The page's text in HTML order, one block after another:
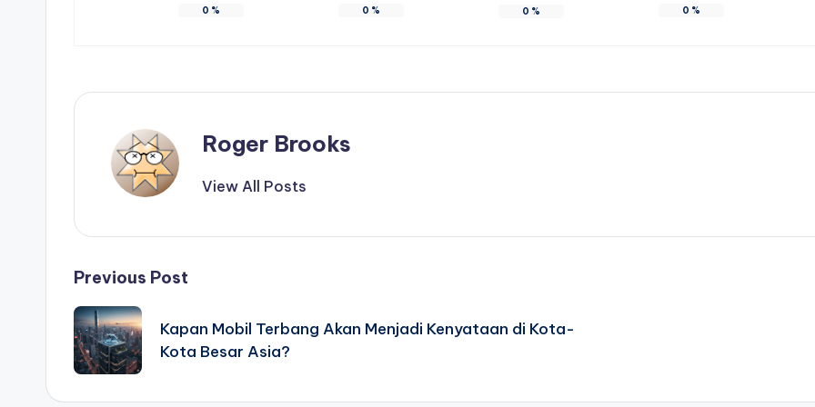
0 % 0 % 0 % 0 %
Roger Brooks
View All Posts
Post
navigation
Previous Post
Kapan Mobil Terbang Akan Menjadi Kenyataan di Kota-
Kota Besar Asia?